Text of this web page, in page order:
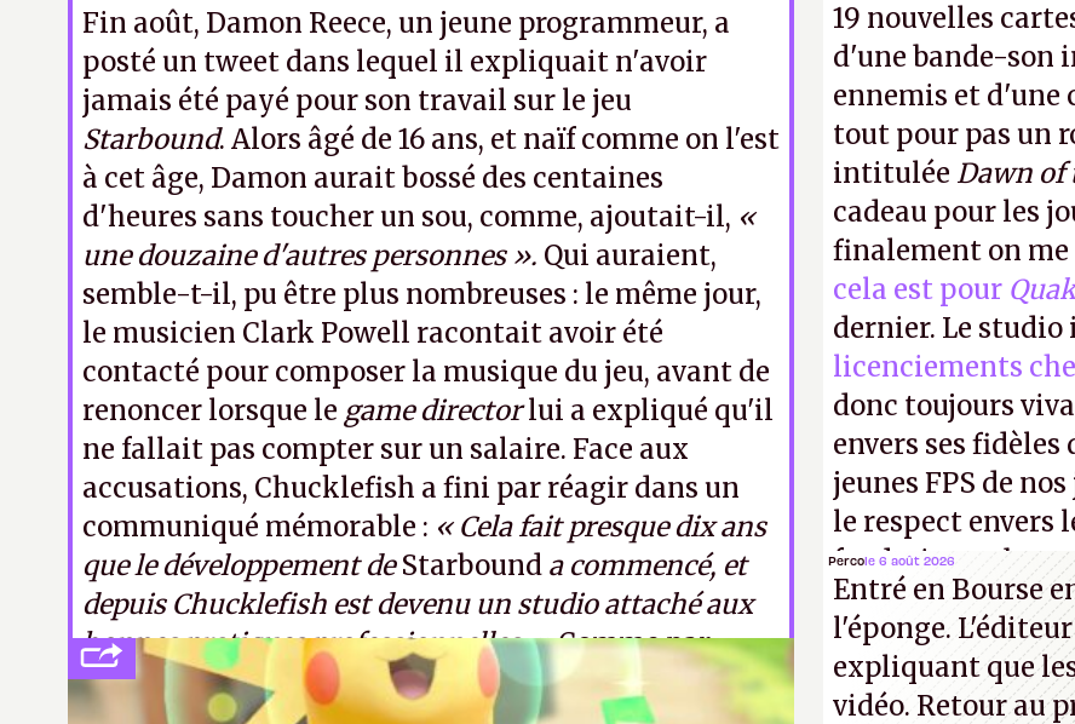
Fin août, Damon Reece, un jeune programmeur, a
posté un tweet dans lequel il expliquait n'avoir
jamais été payé pour son travail sur le jeu
Starbound. Alors âgé de 16 ans, et naïf comme on l'est
à cet âge, Damon aurait bossé des centaines
d'heures sans toucher un sou, comme, ajoutait-il, «
une douzaine d'autres personnes ». Qui auraient,
semble-t-il, pu être plus nombreuses : le même jour,
le musicien Clark Powell racontait avoir été
contacté pour composer la musique du jeu, avant de
renoncer lorsque le game directorlui a expliqué qu'il
ne fallait pas compter sur un salaire. Face aux
accusations, Chucklefish a fini par réagir dans un
communiqué mémorable : « Cela fait presque dix ans
que le développement deStarbound a commencé, et
depuis Chucklefish est devenu un studio attaché aux
bonnes pratiques professionnelles. »Comme par
exemple payer les gens.LFS
19 nouvelles
d'une bande-son
ennemis et d'une
tout pour pas un
intitulée Dawn of
cadeau pour les
finalement on
cela est pour
dernier. Le studio
licenciements
donc toujours
envers ses
jeunes FPS de
le respect envers
faudrait une
cons ! P.
Percole 6 août 2026
Entré en Bourse
l'éponge.
expliquant que
vidéo. Retour au